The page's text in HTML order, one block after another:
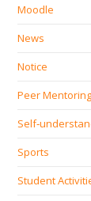
Moodle
News
Notice
Peer
Sports
Student